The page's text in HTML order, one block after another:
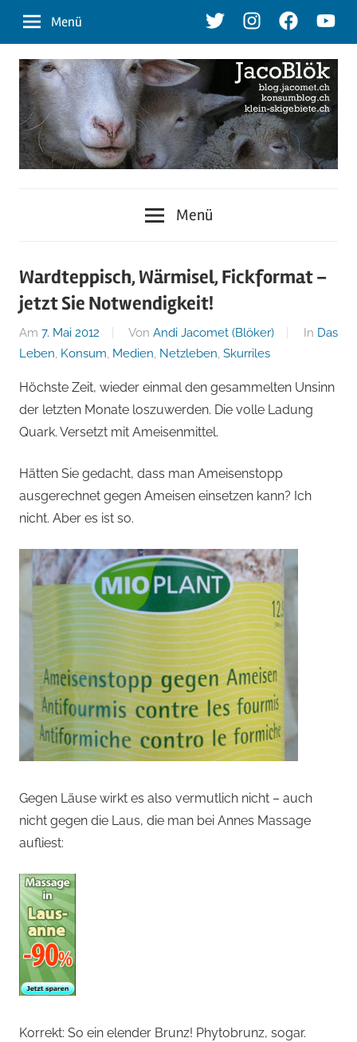
Inhalt
TwitterInstagramFacebook
Menü
der
Blog
von
Andi
Jacomet
klein-
skigebiete.ch
Menü
Wardteppisch, Wärmisel, Fickformat –
jetzt Sie Notwendigkeit!
Am 7. Mai 2012 Von Andi Jacomet (Blöker) In Das
Leben, Konsum, Medien, Netzleben, Skurriles
Höchste Zeit, wieder einmal den gesammelten Unsinn
der letzten Monate loszuwerden. Die volle Ladung
Quark. Versetzt mit Ameisenmittel.
Hätten Sie gedacht, dass man Ameisenstopp
ausgerechnet gegen Ameisen einsetzen kann? Ich
nicht. Aber es ist so.
Gegen Läuse wirkt es also vermutlich nicht – auch
nicht gegen die Laus, die man bei Annes Massage
aufliest:
Korrekt: So ein elender Brunz! Phytobrunz, sogar.